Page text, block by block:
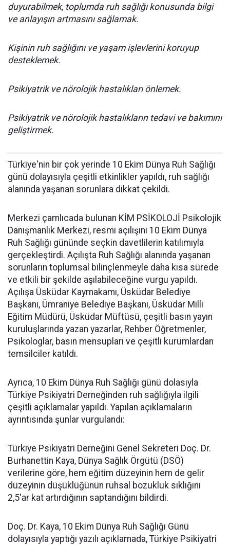
duyurabilmek, toplumda ruh sağlığı konusunda bilgi
ve anlayışın artmasını sağlamak.
Kişinin ruh sağlığını ve yaşam işlevlerini koruyup
desteklemek.
Psikiyatrik ve nörolojik hastalıkları önlemek.
Psikiyatrik ve nörolojik hastalıkların tedavi ve bakımını
geliştirmek.
Türkiye'nin bir çok yerinde 10 Ekim Dünya Ruh Sağlığı
günü dolayısıyla çeşitli etkinlikler yapıldı, ruh sağlığı
alanında yaşanan sorunlara dikkat çekildi.
Merkezi çamlıcada bulunan KİM PSİKOLOJİ Psikolojik
Danışmanlık Merkezi, resmi açılışını 10 Ekim Dünya
Ruh Sağlığı gününde seçkin davetlilerin katılımıyla
gerçekleştirdi. Açılışta Ruh Sağlığı alanında yaşanan
sorunların toplumsal bilinçlenmeyle daha kısa sürede
ve etkili bir şekilde aşılabileceğine vurgu yapıldı.
Açılışa Üsküdar Kaymakamı, Üsküdar Belediye
Başkanı, Ümraniye Belediye Başkanı, Üsküdar Milli
Eğitim Müdürü, Üsküdar Müftüsü, çeşitli basın yayın
kuruluşlarında yazan yazarlar, Rehber Öğretmenler,
Psikologlar, basın mensupları ve çeşitli kurumlardan
temsilciler katıldı.
Ayrıca, 10 Ekim Dünya Ruh Sağlığı günü dolasıyla
Türkiye Psikiyatri Derneğinden ruh sağlığıyla ilgili
çeşitli açıklamalar yapıldı. Yapılan açıklamaların
ayrıntısında şunlar vurgulandı:
Türkiye Psikiyatri Derneğini Genel Sekreteri Doç. Dr.
Burhanettin Kaya, Dünya Sağlık Örgütü (DSÖ)
verilerine göre, hem eğitim düzeyinin hem de gelir
düzeyinin düşüklüğünün ruhsal bozukluk sıklığını
2,5'ar kat artırdığının saptandığını bildirdi.
Doç. Dr. Kaya, 10 Ekim Dünya Ruh Sağlığı Günü
dolayısıyla yaptığı yazılı açıklamada, Türkiye Psikiyatri